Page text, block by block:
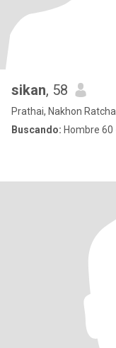
sikan, 58
Prathai, Nakhon
Buscando: Hombre 60